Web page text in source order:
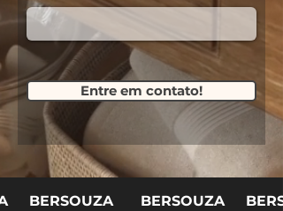
Entre em contato!
BERSOUZA BERSOUZA